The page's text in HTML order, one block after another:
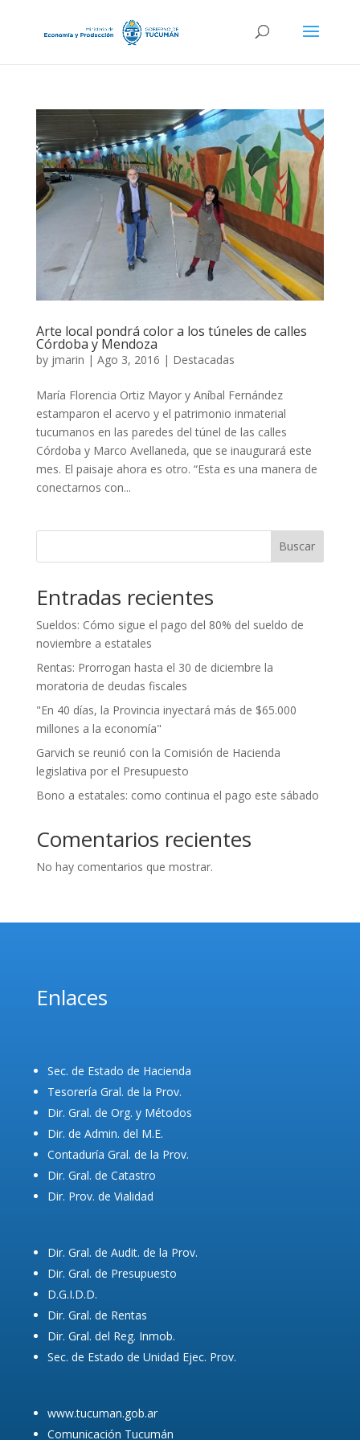
Arte local pondrá color a los túneles de calles
Córdoba y Mendoza
by jmarin | Ago 3, 2016 | Destacadas
María Florencia Ortiz Mayor y Aníbal Fernández
estamparon el acervo y el patrimonio inmaterial
tucumanos en las paredes del túnel de las calles
Córdoba y Marco Avellaneda, que se inaugurará este
mes. El paisaje ahora es otro. “Esta es una manera de
conectarnos con...
Buscar
Entradas recientes
Sueldos: Cómo sigue el pago del 80% del sueldo de
noviembre a estatales
Rentas: Prorrogan hasta el 30 de diciembre la
moratoria de deudas fiscales
"En 40 días, la Provincia inyectará más de $65.000
millones a la economía"
Garvich se reunió con la Comisión de Hacienda
legislativa por el Presupuesto
Bono a estatales: como continua el pago este sábado
Comentarios recientes
No hay comentarios que mostrar.
Enlaces
Sec. de Estado de Hacienda
Tesorería Gral. de la Prov.
Dir. Gral. de Org. y Métodos
Dir. de Admin. del M.E.
Contaduría Gral. de la Prov.
Dir. Gral. de Catastro
Dir. Prov. de Vialidad
Dir. Gral. de Audit. de la Prov.
Dir. Gral. de Presupuesto
D.G.I.D.D.
Dir. Gral. de Rentas
Dir. Gral. del Reg. Inmob.
Sec. de Estado de Unidad Ejec. Prov.
www.tucuman.gob.ar
Comunicación Tucumán